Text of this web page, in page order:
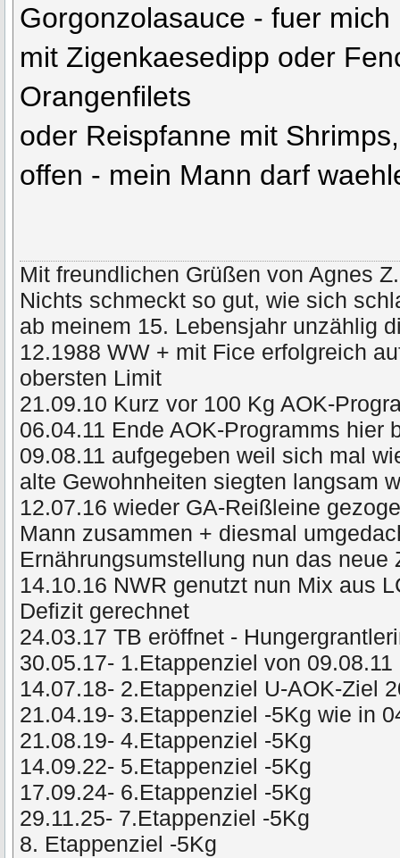
Gorgonzolasauce - fuer
mit Zigenkaesedipp oder
Orangenfilets
oder Reispfanne mit
offen - mein Mann darf
Mit freundlichen Grüßen von Agnes Z.
Nichts schmeckt so gut, wie sich
ab meinem 15. Lebensjahr unzählig
12.1988 WW + mit Fice erfolgreich
obersten Limit
21.09.10 Kurz vor 100 Kg AOK-
06.04.11 Ende AOK-Programms hier
09.08.11 aufgegeben weil sich mal
alte Gewohnheiten siegten langsam
12.07.16 wieder GA-Reißleine
Mann zusammen + diesmal
Ernährungsumstellung nun das neue
14.10.16 NWR genutzt nun Mix aus
Defizit gerechnet
24.03.17 TB eröffnet -
30.05.17- 1.Etappenziel von 09.08.11
14.07.18- 2.Etappenziel U-AOK-Ziel
21.04.19- 3.Etappenziel -5Kg wie in
21.08.19- 4.Etappenziel -5Kg
14.09.22- 5.Etappenziel -5Kg
17.09.24- 6.Etappenziel -5Kg
29.11.25- 7.Etappenziel -5Kg
8. Etappenziel -5Kg